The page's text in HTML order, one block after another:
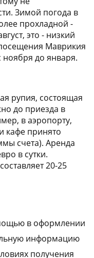
Зимой погода в
прохладной -
это - низкий
Маврикия
ноября до января.
рупия, состоящая
до приезда в
в аэропорту,
кафе принято
счета). Аренда
в сутки.
20-25
в оформлении
информацию
получения